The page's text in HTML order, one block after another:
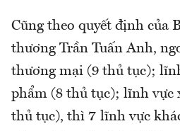
Cũng theo quyết định của
thương Trần Tuấn Anh,
thương mại (9 thủ tục);
phẩm (8 thủ tục); lĩnh vực
thủ tục), thì 7 lĩnh vực